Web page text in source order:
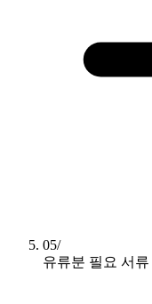
05/
유류분 필요 서류